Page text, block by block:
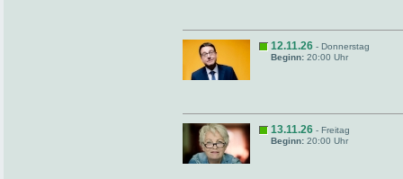
12.11.26 - Donnerstag
Beginn: 20:00 Uhr
13.11.26 - Freitag
Beginn: 20:00 Uhr